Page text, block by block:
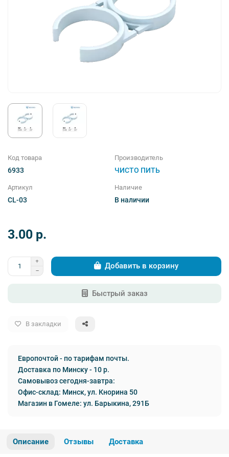
Магистральные фильтры
Фильтры для душа
Комплектующие
Соль таблетированная
Код товара
6933
Производитель
ЧИСТО ПИТЬ
Артикул
CL-03
Наличие
В наличии
3.00 p.
Добавить в корзину
Быстрый заказ
В закладки
Европочтой - по тарифам почты.
Доставка по Минску - 10 р.
Самовывоз сегодня-завтра:
Офис-склад: Минск, ул. Кнорина 50
Магазин в Гомеле: ул. Барыкина, 291Б
Описание Отзывы Доставка